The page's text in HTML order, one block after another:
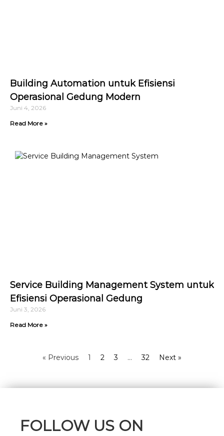
Building Automation untuk Efisiensi
Operasional Gedung Modern
Juni 4, 2026
Read More »
Service Building Management System untuk
Efisiensi Operasional Gedung
Juni 3, 2026
Read More »
« Previous 1 2 3 … 32 Next »
FOLLOW US ON